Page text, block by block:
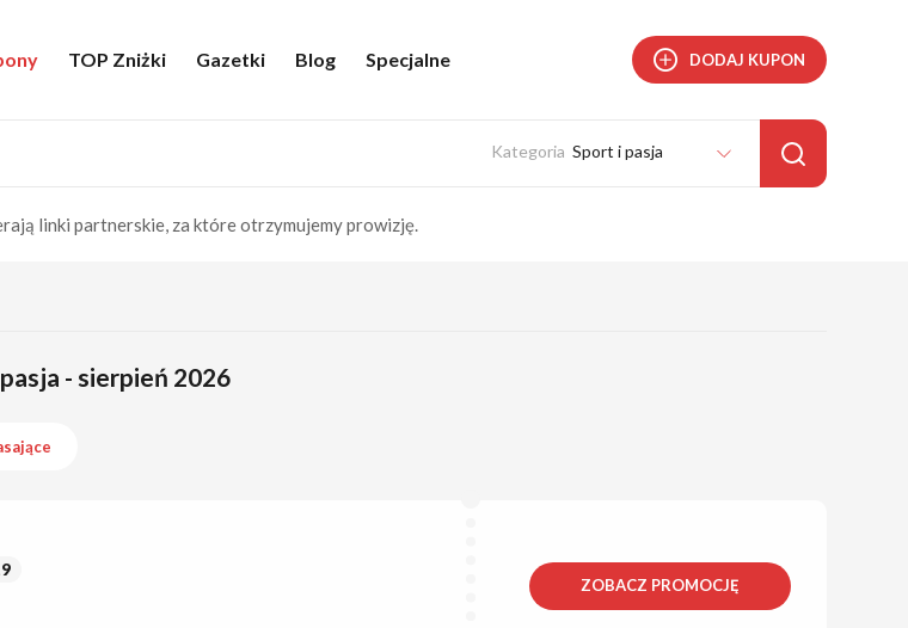
TOP Zniżki Gazetki Blog Specjalne DODAJ KUPON
Sport i pasja
linki partnerskie, za które otrzymujemy prowizję.
- sierpień 2026
ZOBACZ PROMOCJĘ